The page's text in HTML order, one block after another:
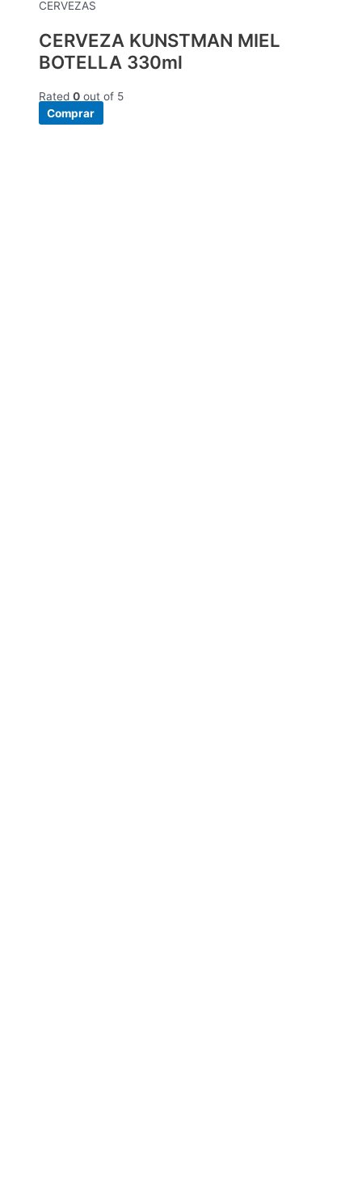
CERVEZAS
CERVEZA KUNSTMAN MIEL
BOTELLA 330ml
Rated 0 out of 5
Comprar